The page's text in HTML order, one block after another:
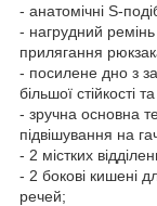
- анатомічні S-
- нагрудний
прилягання
- посилене дно з
більшої стійкості
- зручна основна
підвішування на
- 2 містких
- 2 бокові кишені
речей;